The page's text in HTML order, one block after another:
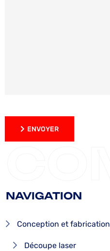
ENVOYER
NAVIGATION
Conception et fabrication
Découpe laser